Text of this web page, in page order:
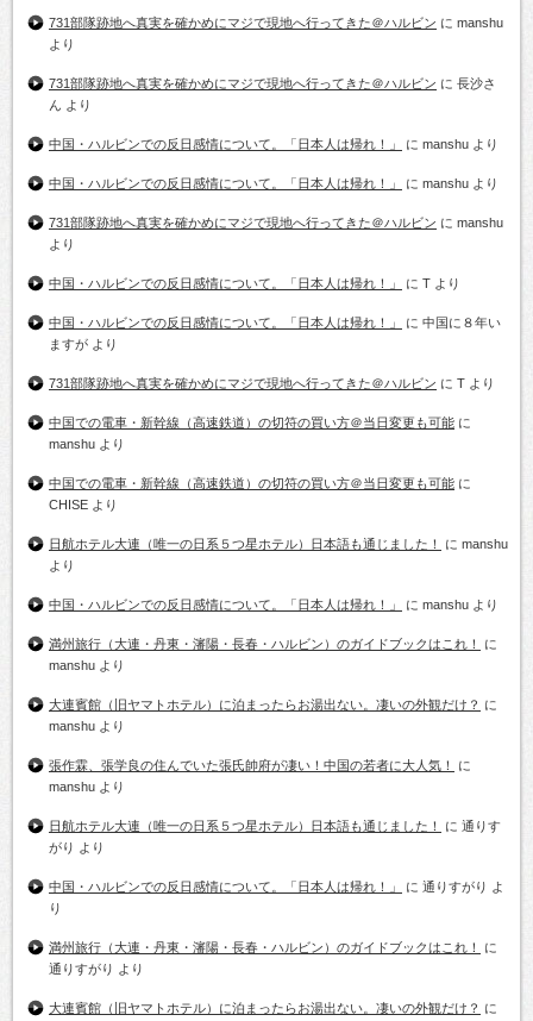
731部隊跡地へ真実を確かめにマジで現地へ行ってきた＠ハルビン に manshu
より
731部隊跡地へ真実を確かめにマジで現地へ行ってきた＠ハルビン に 長沙さ
ん より
中国・ハルビンでの反日感情について。「日本人は帰れ！」 に manshu より
中国・ハルビンでの反日感情について。「日本人は帰れ！」 に manshu より
731部隊跡地へ真実を確かめにマジで現地へ行ってきた＠ハルビン に manshu
より
中国・ハルビンでの反日感情について。「日本人は帰れ！」 に T より
中国・ハルビンでの反日感情について。「日本人は帰れ！」 に 中国に８年い
ますが より
731部隊跡地へ真実を確かめにマジで現地へ行ってきた＠ハルビン に T より
中国での電車・新幹線（高速鉄道）の切符の買い方＠当日変更も可能 に
manshu より
中国での電車・新幹線（高速鉄道）の切符の買い方＠当日変更も可能 に
CHISE より
日航ホテル大連（唯一の日系５つ星ホテル）日本語も通じました！ に manshu
より
中国・ハルビンでの反日感情について。「日本人は帰れ！」 に manshu より
満州旅行（大連・丹東・瀋陽・長春・ハルビン）のガイドブックはこれ！
に
manshu より
大連賓館（旧ヤマトホテル）に泊まったらお湯出ない。凄いの外観だけ？ に
manshu より
張作霖、張学良の住んでいた張氏帥府が凄い！中国の若者に大人気！
に
manshu より
日航ホテル大連（唯一の日系５つ星ホテル）日本語も通じました！ に 通りす
がり より
中国・ハルビンでの反日感情について。「日本人は帰れ！」 に 通りすがり よ
り
満州旅行（大連・丹東・瀋陽・長春・ハルビン）のガイドブックはこれ！
に
通りすがり より
大連賓館（旧ヤマトホテル）に泊まったらお湯出ない。凄いの外観だけ？ に